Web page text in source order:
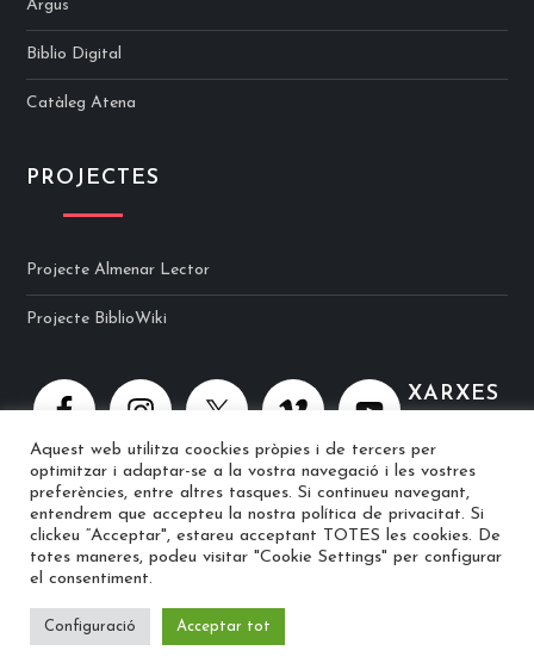
Argus
Biblio Digital
Catàleg Atena
PROJECTES
Projecte Almenar Lector
Projecte BiblioWiki
XARXES
© 2025 Biblioteca Ramon Berenguer IV · Web implementat per
Aquest web utilitza coockies pròpies i de tercers per
optimitzar i adaptar-se a la vostra navegació i les vostres
preferències, entre altres tasques. Si continueu navegant,
entendrem que accepteu la nostra política de privacitat. Si
clickeu “Acceptar", estareu acceptant TOTES les cookies. De
totes maneres, podeu visitar "Cookie Settings" per configurar
el consentiment.
Configuració Acceptar tot